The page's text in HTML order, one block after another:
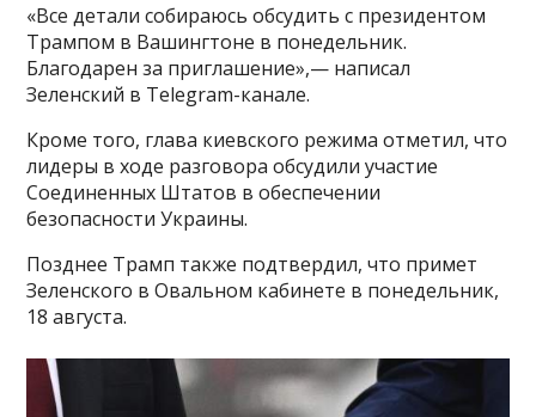
«Все детали собираюсь обсудить с президентом
Трампом в Вашингтоне в понедельник.
Благодарен за приглашение»,— написал
Зеленский в Telegram-канале.
Кроме того, глава киевского режима отметил, что
лидеры в ходе разговора обсудили участие
Соединенных Штатов в обеспечении
безопасности Украины.
Позднее Трамп также подтвердил, что примет
Зеленского в Овальном кабинете в понедельник,
18 августа.